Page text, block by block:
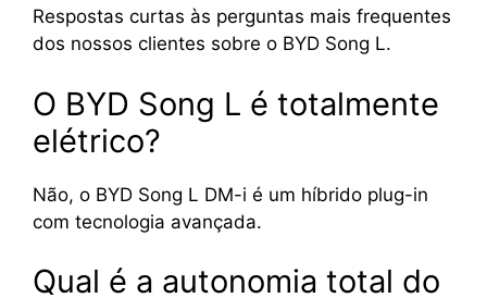
Respostas curtas às perguntas mais frequentes
dos nossos clientes sobre o BYD Song L.
O BYD Song L é totalmente
elétrico?
Não, o BYD Song L DM-i é um híbrido plug-in
com tecnologia avançada.
Qual é a autonomia total do